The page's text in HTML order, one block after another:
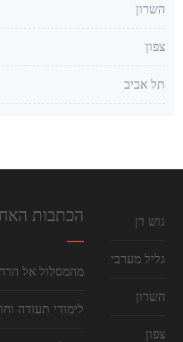
השרון
צפון
תל אביב
גוש דן
גליל מערבי
השרון
צפון
הכתבות
מהמסלול אל
לימודי תעודה